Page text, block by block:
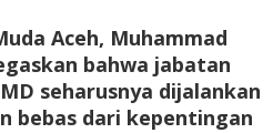
Aceh, Muhammad
bahwa jabatan
seharusnya dijalankan
bebas dari kepentingan